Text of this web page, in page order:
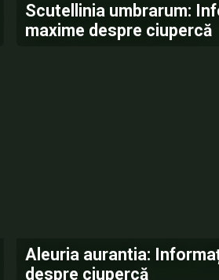
Scutellinia umbrarum:
maxime despre ciupercă
Aleuria aurantia:
despre ciupercă